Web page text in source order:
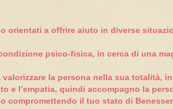
orientati a offrire aiuto in diverse
psico-fisica, in cerca di una
la persona nella sua totalità,
e l’empatia, quindi accompagno la
compromettendo il tuo stato di